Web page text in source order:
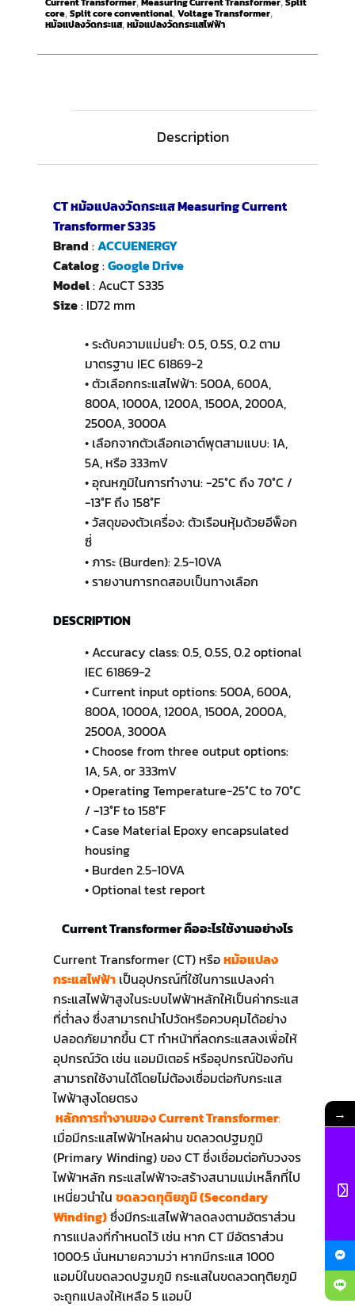
core, Split core conventional, Voltage Transformer,
หม้อแปลงวัดกระแส, หม้อแปลงวัดกระแสไฟฟ้า
Description
CT หม้อแปลงวัดกระแส Measuring Current
Transformer S335
Brand :ACCUENERGY
Catalog:Google Drive
Model: AcuCT S335
Size: ID72 mm
• ระดับความแม่นยำ: 0.5, 0.5S, 0.2 ตาม
มาตรฐาน IEC 61869-2
• ตัวเลือกกระแสไฟฟ้า: 500A, 600A,
800A, 1000A, 1200A, 1500A, 2000A,
2500A, 3000A
• เลือกจากตัวเลือกเอาต์พุตสามแบบ: 1A,
5A, หรือ 333mV
• อุณหภูมิในการทำงาน: -25°C ถึง 70°C /
-13°F ถึง 158°F
• วัสดุของตัวเครื่อง: ตัวเรือนหุ้มด้วยอีพ็อก
ซี่
• ภาระ (Burden): 2.5-10VA
• รายงานการทดสอบเป็นทางเลือก
DESCRIPTION
• Accuracy class: 0.5, 0.5S, 0.2 optional
IEC 61869-2
• Current input options: 500A, 600A,
800A, 1000A, 1200A, 1500A, 2000A,
2500A, 3000A
• Choose from three output options:
1A, 5A, or 333mV
• Operating Temperature-25°C to 70°C
/ -13°F to 158°F
• Case Material Epoxy encapsulated
housing
• Burden 2.5-10VA
• Optional test report
Current Transformer คืออะไรใช้งานอย่างไร
Current Transformer (CT) หรือหม้อแปลง
กระแสไฟฟ้าเป็นอุปกรณ์ที่ใช้ในการแปลงค่า
กระแสไฟฟ้าสูงในระบบไฟฟ้าหลักให้เป็นค่ากระแส
ที่ต่ำลง ซึ่งสามารถนำไปวัดหรือควบคุมได้อย่าง
ปลอดภัยมากขึ้น CT ทำหน้าที่ลดกระแสลงเพื่อให้
อุปกรณ์วัด เช่น แอมมิเตอร์ หรืออุปกรณ์ป้องกัน
สามารถใช้งานได้โดยไม่ต้องเชื่อมต่อกับกระแส
ไฟฟ้าสูงโดยตรง
หลักการทำงานของ Current Transformer:
เมื่อมีกระแสไฟฟ้าไหลผ่าน ขดลวดปฐมภูมิ
(Primary Winding) ของ CT ซึ่งเชื่อมต่อกับวงจร
ไฟฟ้าหลัก กระแสไฟฟ้าจะสร้างสนามแม่เหล็กที่ไป
เหนี่ยวนำใน ขดลวดทุติยภูมิ (Secondary
Winding)ซึ่งมีกระแสไฟฟ้าลดลงตามอัตราส่วน
การแปลงที่กำหนดไว้ เช่น หาก CT มีอัตราส่วน
1000:5 นั่นหมายความว่า หากมีกระแส 1000
แอมป์ในขดลวดปฐมภูมิ กระแสในขดลวดทุติยภูมิ
จะถูกแปลงให้เหลือ 5 แอมป์
→